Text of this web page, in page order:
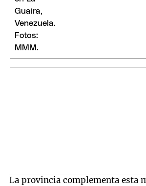
La provincia complementa esta